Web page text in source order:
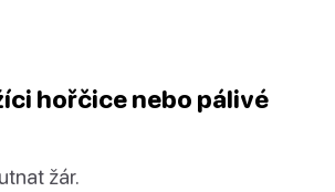
hořčice nebo pálivé
žár.